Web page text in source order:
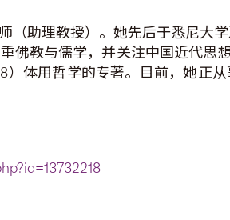
助理教授）。她先后于悉尼大
佛教与儒学，并关注中国近代
）体用哲学的专著。目前，她正